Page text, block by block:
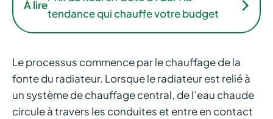
À lire
tendance qui chauffe votre budget
Le processus commence par le chauffage de la
fonte du radiateur. Lorsque le radiateur est relié à
un système de chauffage central, de l’eau chaude
circule à travers les conduites et entre en contact